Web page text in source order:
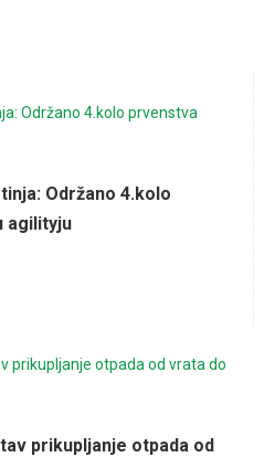
Održano 4.kolo
agilityju
prikupljanje otpada od